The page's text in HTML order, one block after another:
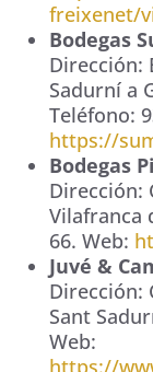
freixenet/
Bodegas
Dirección:
Sadurní a
Teléfono:
https://
Bodegas
Dirección:
Vilafranca
66. Web:
Juvé &
Dirección:
Sant
Web: